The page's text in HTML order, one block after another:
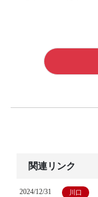
関連リンク
2024/12/31 川口